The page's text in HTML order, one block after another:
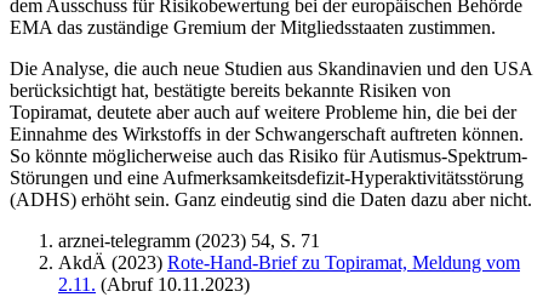
dem Ausschuss für Risikobewertung bei der europäischen Behörde
EMA das zuständige Gremium der Mitgliedsstaaten zustimmen.
Die Analyse, die auch neue Studien aus Skandinavien und den USA
berücksichtigt hat, bestätigte bereits bekannte Risiken von
Topiramat, deutete aber auch auf weitere Probleme hin, die bei der
Einnahme des Wirkstoffs in der Schwangerschaft auftreten können.
So könnte möglicherweise auch das Risiko für Autismus-Spektrum-
Störungen und eine Aufmerksamkeitsdefizit-Hyperaktivitätsstörung
(ADHS) erhöht sein. Ganz eindeutig sind die Daten dazu aber nicht.
arznei-telegramm (2023) 54, S. 71
AkdÄ (2023) Rote-Hand-Brief zu Topiramat, Meldung vom
2.11. (Abruf 10.11.2023)